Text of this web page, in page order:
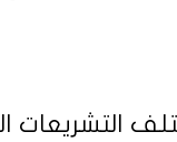
التشريعات